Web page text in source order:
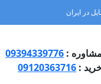
در ایران
مشاوره : 09394339776
:
09120363716